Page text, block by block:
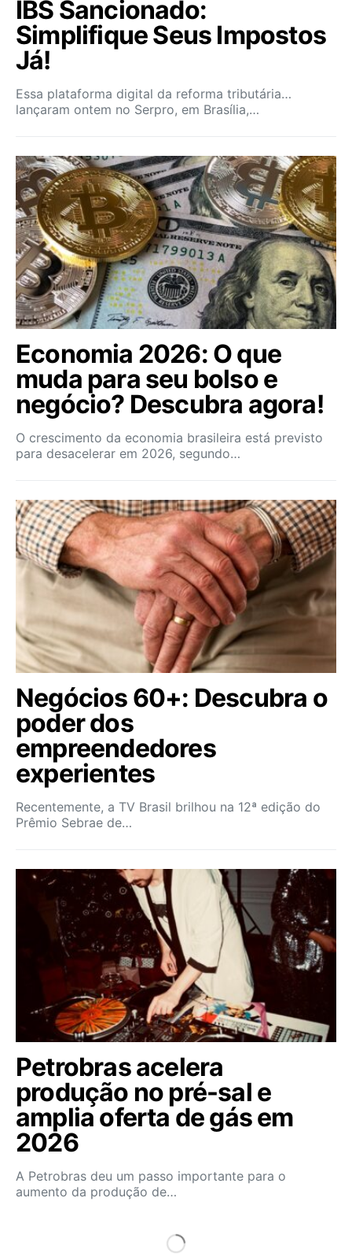
IBS Sancionado:
Simplifique Seus Impostos
Já!
Essa plataforma digital da reforma tributária…
lançaram ontem no Serpro, em Brasília,…
Economia 2026: O que
muda para seu bolso e
negócio? Descubra agora!
O crescimento da economia brasileira está previsto
para desacelerar em 2026, segundo…
Negócios 60+: Descubra o
poder dos
empreendedores
experientes
Recentemente, a TV Brasil brilhou na 12ª edição do
Prêmio Sebrae de…
Petrobras acelera
produção no pré-sal e
amplia oferta de gás em
2026
A Petrobras deu um passo importante para o
aumento da produção de…